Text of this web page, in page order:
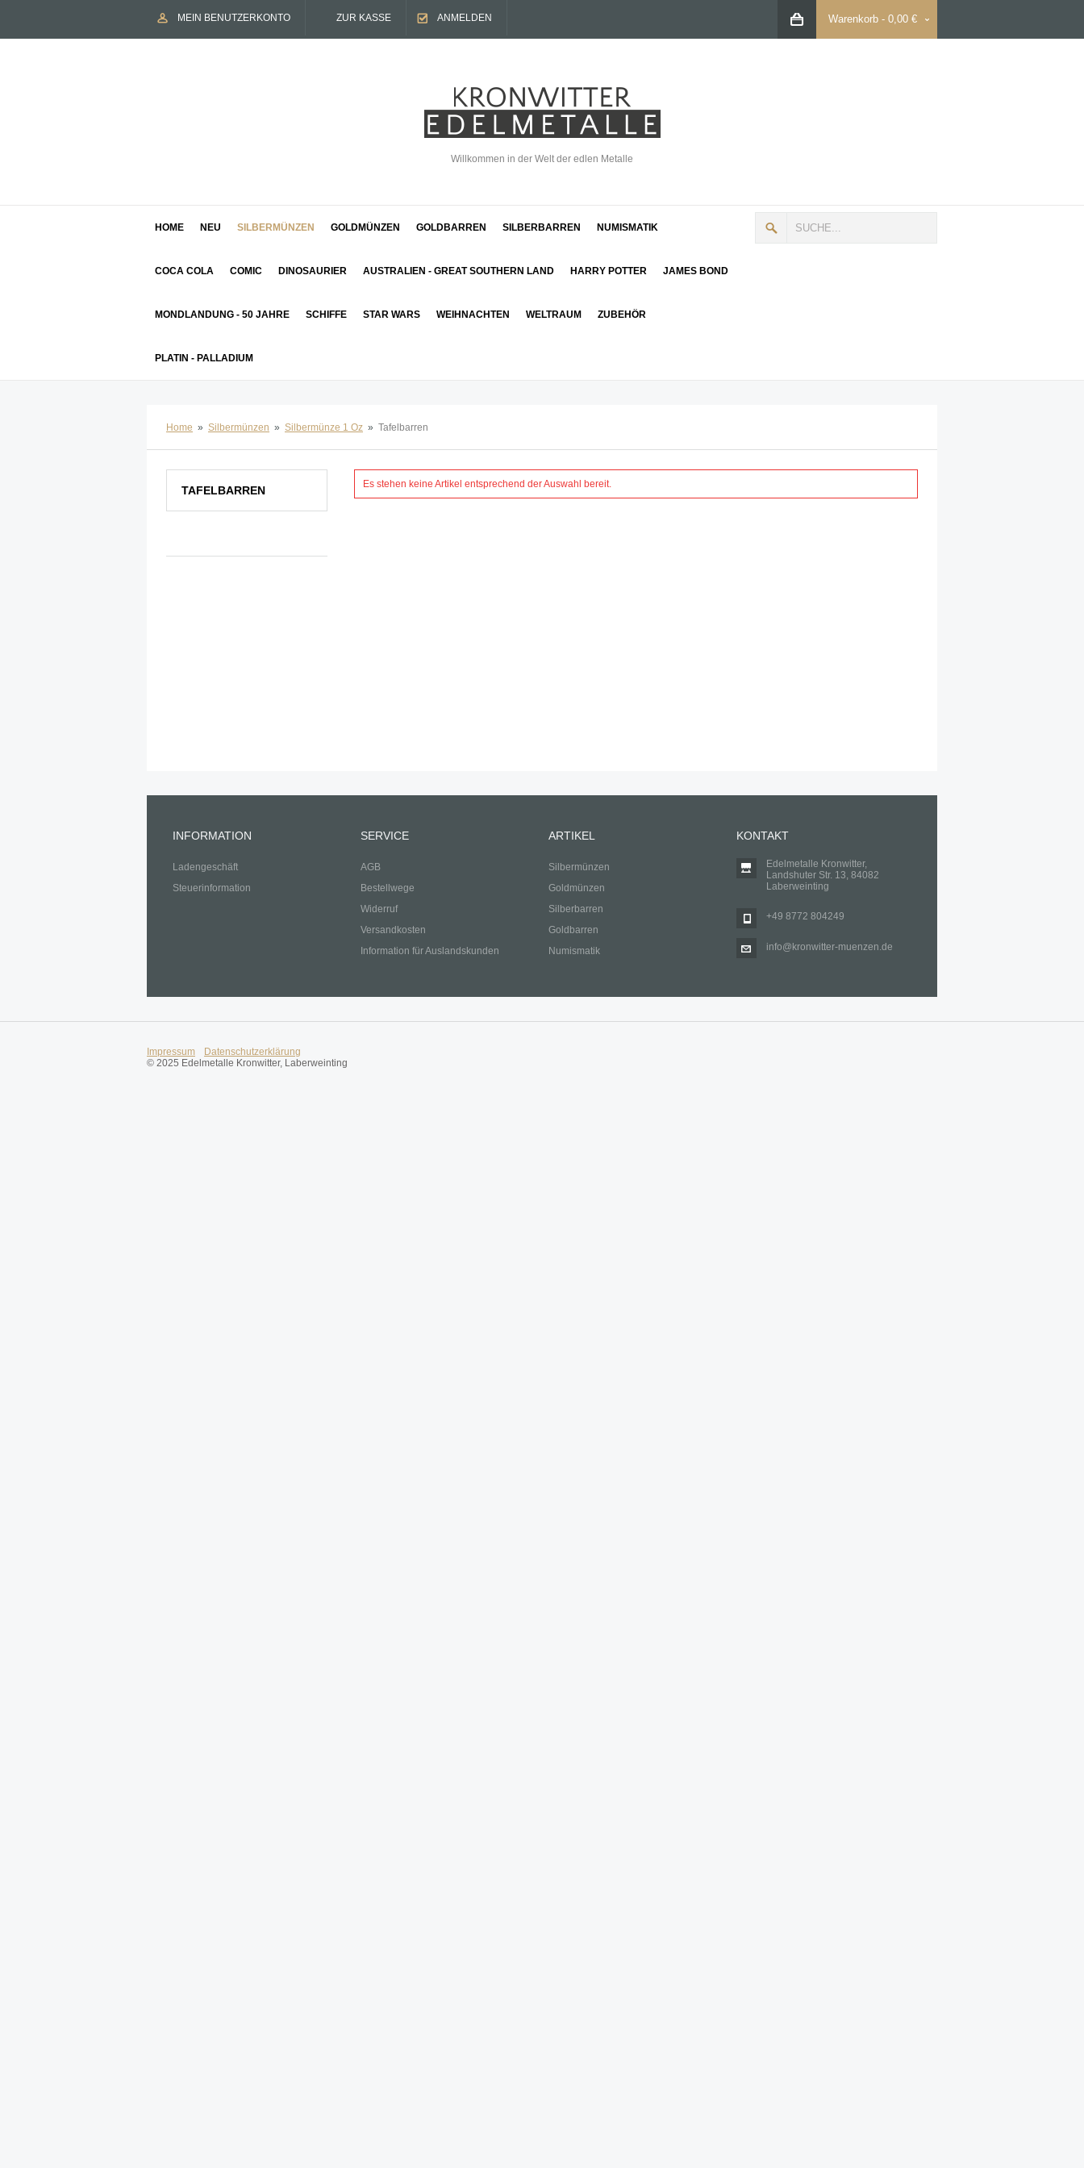
MEIN BENUTZERKONTO ZUR KASSE ANMELDEN Warenkorb - 0,00 €
Willkommen in der Welt der edlen Metalle
HOME NEU SILBERMÜNZEN GOLDMÜNZEN GOLDBARREN SILBERBARREN NUMISMATIK
COCA COLA COMIC DINOSAURIER AUSTRALIEN - GREAT SOUTHERN LAND HARRY POTTER JAMES BOND
MONDLANDUNG - 50 JAHRE SCHIFFE STAR WARS WEIHNACHTEN WELTRAUM ZUBEHÖR
PLATIN - PALLADIUM
Home » Silbermünzen » Silbermünze 1 Oz » Tafelbarren
Es stehen keine Artikel entsprechend der Auswahl bereit.
TAFELBARREN
INFORMATION
Ladengeschäft
Steuerinformation
SERVICE
AGB
Bestellwege
Widerruf
Versandkosten
Information für Auslandskunden
ARTIKEL
Silbermünzen
Goldmünzen
Silberbarren
Goldbarren
Numismatik
KONTAKT
Edelmetalle Kronwitter,
Landshuter Str. 13, 84082
Laberweinting
+49 8772 804249
info@kronwitter-muenzen.de
Impressum
Datenschutzerklärung
© 2025 Edelmetalle Kronwitter, Laberweinting